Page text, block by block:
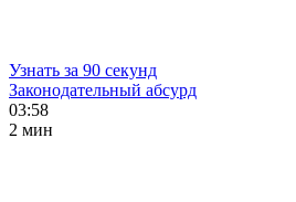
Узнать за 90 секунд
Законодательный абсурд
03:58
2 мин